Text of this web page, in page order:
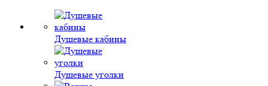
Душевые кабины
Душевые уголки